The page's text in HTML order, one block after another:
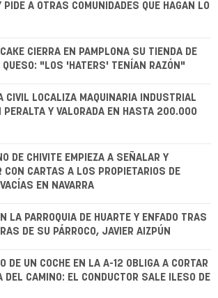
PIDE A OTRAS COMUNIDADES QUE HAGAN LO
CIERRA EN PAMPLONA SU TIENDA DE
QUESO: "LOS 'HATERS' TENÍAN RAZÓN"
CIVIL LOCALIZA MAQUINARIA INDUSTRIAL
PERALTA Y VALORADA EN HASTA 200.000
DE CHIVITE EMPIEZA A SEÑALAR Y
CON CARTAS A LOS PROPIETARIOS DE
EN NAVARRA
LA PARROQUIA DE HUARTE Y ENFADO TRAS
DE SU PÁRROCO, JAVIER AIZPÚN
DE UN COCHE EN LA A-12 OBLIGA A CORTAR
DEL CAMINO: EL CONDUCTOR SALE ILESO DE